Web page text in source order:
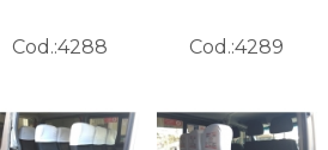
Cod.:4288 Cod.:4289